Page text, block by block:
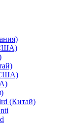
(Китай)